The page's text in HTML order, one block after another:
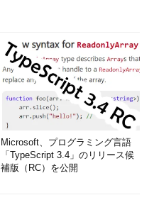
Microsoft、プログラミング言語
「TypeScript 3.4」のリリース候
補版（RC）を公開